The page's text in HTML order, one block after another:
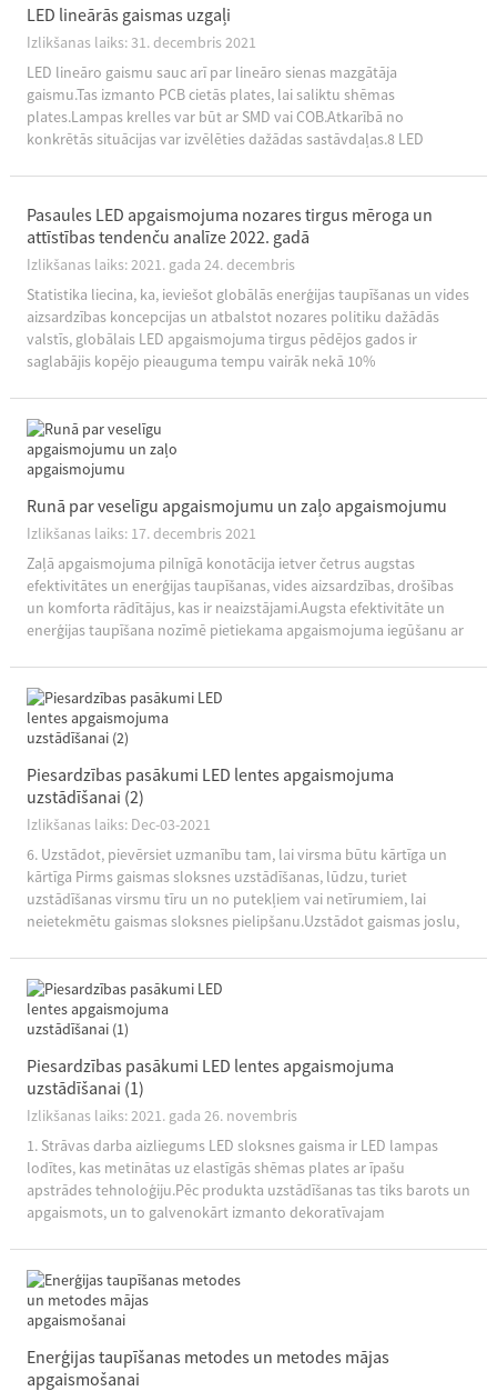
LED lineārās gaismas uzgaļi
Izlikšanas laiks: 31. decembris 2021
LED lineāro gaismu sauc arī par lineāro sienas mazgātāja
gaismu.Tas izmanto PCB cietās plates, lai saliktu shēmas
plates.Lampas krelles var būt ar SMD vai COB.Atkarībā no
konkrētās situācijas var izvēlēties dažādas sastāvdaļas.8 LED
lineārajām gaismām...
Pasaules LED apgaismojuma nozares tirgus mēroga un
attīstības tendenču analīze 2022. gadā
Izlikšanas laiks: 2021. gada 24. decembris
Statistika liecina, ka, ieviešot globālās enerģijas taupīšanas un vides
aizsardzības koncepcijas un atbalstot nozares politiku dažādās
valstīs, globālais LED apgaismojuma tirgus pēdējos gados ir
saglabājis kopējo pieauguma tempu vairāk nekā 10%
Runā par veselīgu apgaismojumu un zaļo apgaismojumu
Izlikšanas laiks: 17. decembris 2021
Zaļā apgaismojuma pilnīgā konotācija ietver četrus augstas
efektivitātes un enerģijas taupīšanas, vides aizsardzības, drošības
un komforta rādītājus, kas ir neaizstājami.Augsta efektivitāte un
enerģijas taupīšana nozīmē pietiekama apgaismojuma iegūšanu ar
Piesardzības pasākumi LED lentes apgaismojuma
uzstādīšanai (2)
Izlikšanas laiks: Dec-03-2021
6. Uzstādot, pievērsiet uzmanību tam, lai virsma būtu kārtīga un
kārtīga Pirms gaismas sloksnes uzstādīšanas, lūdzu, turiet
uzstādīšanas virsmu tīru un no putekļiem vai netīrumiem, lai
neietekmētu gaismas sloksnes pielipšanu.Uzstādot gaismas joslu,
Piesardzības pasākumi LED lentes apgaismojuma
uzstādīšanai (1)
Izlikšanas laiks: 2021. gada 26. novembris
1. Strāvas darba aizliegums LED sloksnes gaisma ir LED lampas
lodītes, kas metinātas uz elastīgās shēmas plates ar īpašu
apstrādes tehnoloģiju.Pēc produkta uzstādīšanas tas tiks barots un
apgaismots, un to galvenokārt izmanto dekoratīvajam
Enerģijas taupīšanas metodes un metodes mājas
apgaismošanai